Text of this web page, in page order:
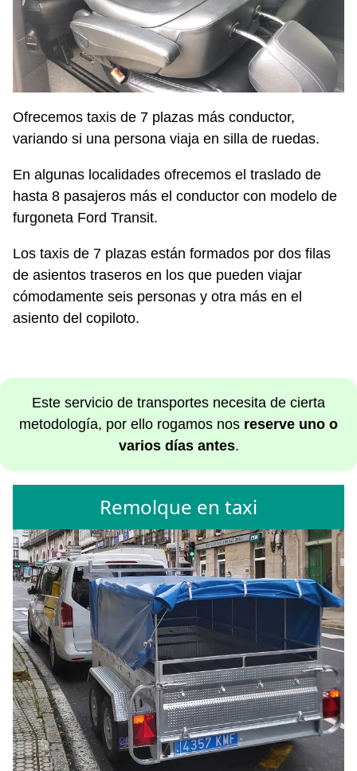
Ofrecemos taxis de 7 plazas más conductor,
variando si una persona viaja en silla de ruedas.
En algunas localidades ofrecemos el traslado de
hasta 8 pasajeros más el conductor con modelo de
furgoneta Ford Transit.
Los taxis de 7 plazas están formados por dos filas
de asientos traseros en los que pueden viajar
cómodamente seis personas y otra más en el
asiento del copiloto.
Este servicio de transportes necesita de cierta
metodología, por ello rogamos nos reserve uno o
varios días antes.
Remolque en taxi